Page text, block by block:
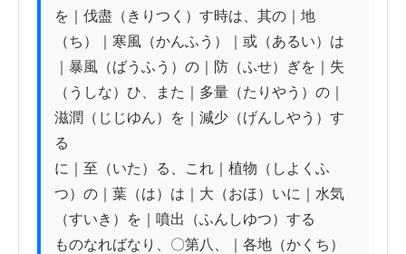
を｜伐盡（きりつく）す時は、其の｜地
（ち）｜寒風（かんふう）｜或（あるい）は
｜暴風（ばうふう）の｜防（ふせ）ぎを｜失
（うしな）ひ、また｜多量（たりやう）の｜
滋潤（じじゆん）を｜減少（げんしやう）す
る
に｜至（いた）る、これ｜植物（しよくふ
つ）の｜葉（は）は｜大（おほ）いに｜水気
（すいき）を｜噴出（ふんしゆつ）する
ものなればなり、〇第八、｜各地（かくち）